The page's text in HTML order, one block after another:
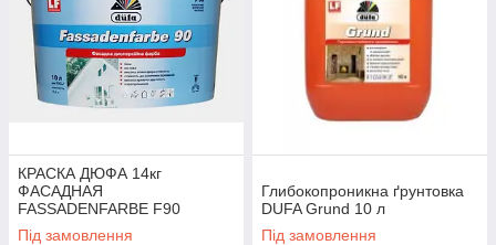
КРАСКА ДЮФА 14кг
ФАСАДНАЯ
FASSADENFARBE F90
Під замовлення
Глибокопроникна ґрунтовка
DUFA Grund 10 л
Під замовлення